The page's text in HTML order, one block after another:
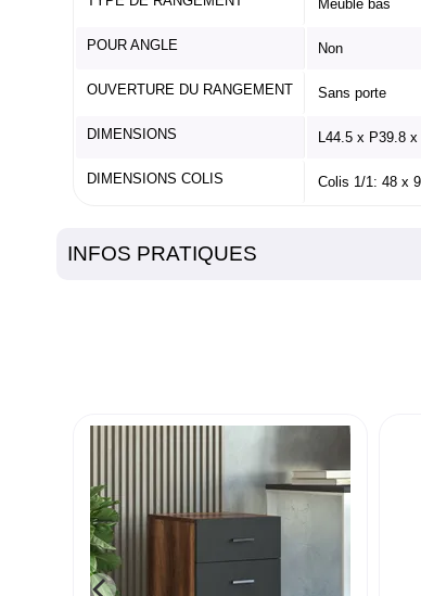
Meuble bas
POUR ANGLE Non
OUVERTURE DU RANGEMENT Sans porte
DIMENSIONS L44.5 x P39.8 x
DIMENSIONS COLIS Colis 1/1: 48 x
INFOS PRATIQUES